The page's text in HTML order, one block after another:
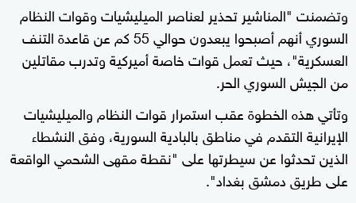
وتضمنت "المناشير تحذير لعناصر الميليشيات وقوات النظام
السوري أنهم أصبحوا يبعدون حوالي 55 كم عن قاعدة التنف
العسكرية"، حيث تعمل قوات خاصة أميركية وتدرب مقاتلين
من الجيش السوري الحر.
وتأتي هذه الخطوة عقب استمرار قوات النظام والميليشيات
الإيرانية التقدم في مناطق بالبادية السورية، وفق النشطاء
الذين تحدثوا عن سيطرتها على "نقطة مقهى الشحمي الواقعة
على طريق دمشق بغداد".